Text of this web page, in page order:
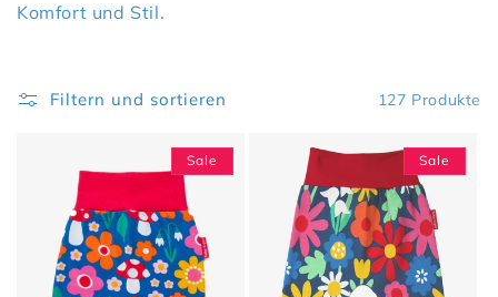
Komfort und Stil.
Filtern und sortieren 127 Produkte
Sale Sale